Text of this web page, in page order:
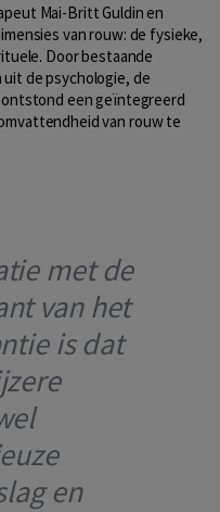
Mai-Britt Guldin en
van rouw: de fysieke,
Door bestaande
de psychologie, de
een geïntegreerd
van rouw te
met de
van het
is dat
en